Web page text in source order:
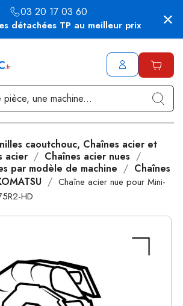
détachées TP au meilleur prix
03 20 17 03 60
caoutchouc, Chaînes acier et
acier
Chaînes acier nues
par modèle de machine
Chaînes
Chaîne acier nue pour Mini-
HD